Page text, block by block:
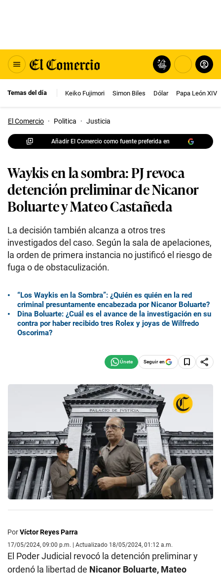
Temas del día Keiko Fujimori Simon Biles Dólar Papa León XIV
El Comercio · Politica · Justicia
Añadir El Comercio como fuente preferida en
Waykis en la sombra: PJ revoca
detención preliminar de Nicanor
Boluarte y Mateo Castañeda
La decisión también alcanza a otros tres
investigados del caso. Según la sala de apelaciones,
la orden de primera instancia no justificó el riesgo de
fuga o de obstaculización.
“Los Waykis en la Sombra”: ¿Quién es quién en la red
criminal presuntamente encabezada por Nicanor Boluarte?
Dina Boluarte: ¿Cuál es el avance de la investigación en su
contra por haber recibido tres Rolex y joyas de Wilfredo
Oscorima?
Seguir en
PorVíctor Reyes Parra
17/05/2024, 09:00 p.m. | Actualizado 18/05/2024, 01:12 a.m.
El Poder Judicial revocó la detención preliminar y
ordenó la libertad de Nicanor Boluarte, Mateo